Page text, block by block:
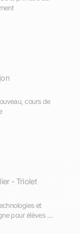
cours de
- Triolet
et
pour élèves de